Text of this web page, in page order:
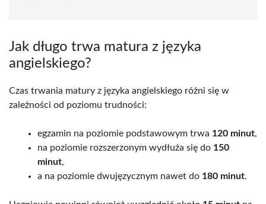
Jak długo trwa matura z języka
angielskiego?
Czas trwania matury z języka angielskiego różni się w
zależności od poziomu trudności:
egzamin na poziomie podstawowym trwa 120 minut,
na poziomie rozszerzonym wydłuża się do 150
minut,
a na poziomie dwujęzycznym nawet do 180 minut.